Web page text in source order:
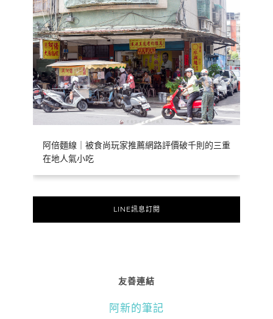
阿倍麵線｜被食尚玩家推薦網路評價破千則的三重
在地人氣小吃
LINE訊息訂閱
友善連結
阿新的筆記